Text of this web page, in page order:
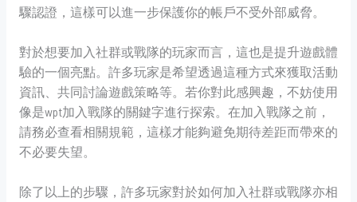
驟認證，這樣可以進一步保護你的帳戶不受外部威脅。
對於想要加入社群或戰隊的玩家而言，這也是提升遊戲體
驗的一個亮點。許多玩家是希望透過這種方式來獲取活動
資訊、共同討論遊戲策略等。若你對此感興趣，不妨使用
像是wpt加入戰隊的關鍵字進行探索。在加入戰隊之前，
請務必查看相關規範，這樣才能夠避免期待差距而帶來的
不必要失望。
除了以上的步驟，許多玩家對於如何加入社群或戰隊亦相